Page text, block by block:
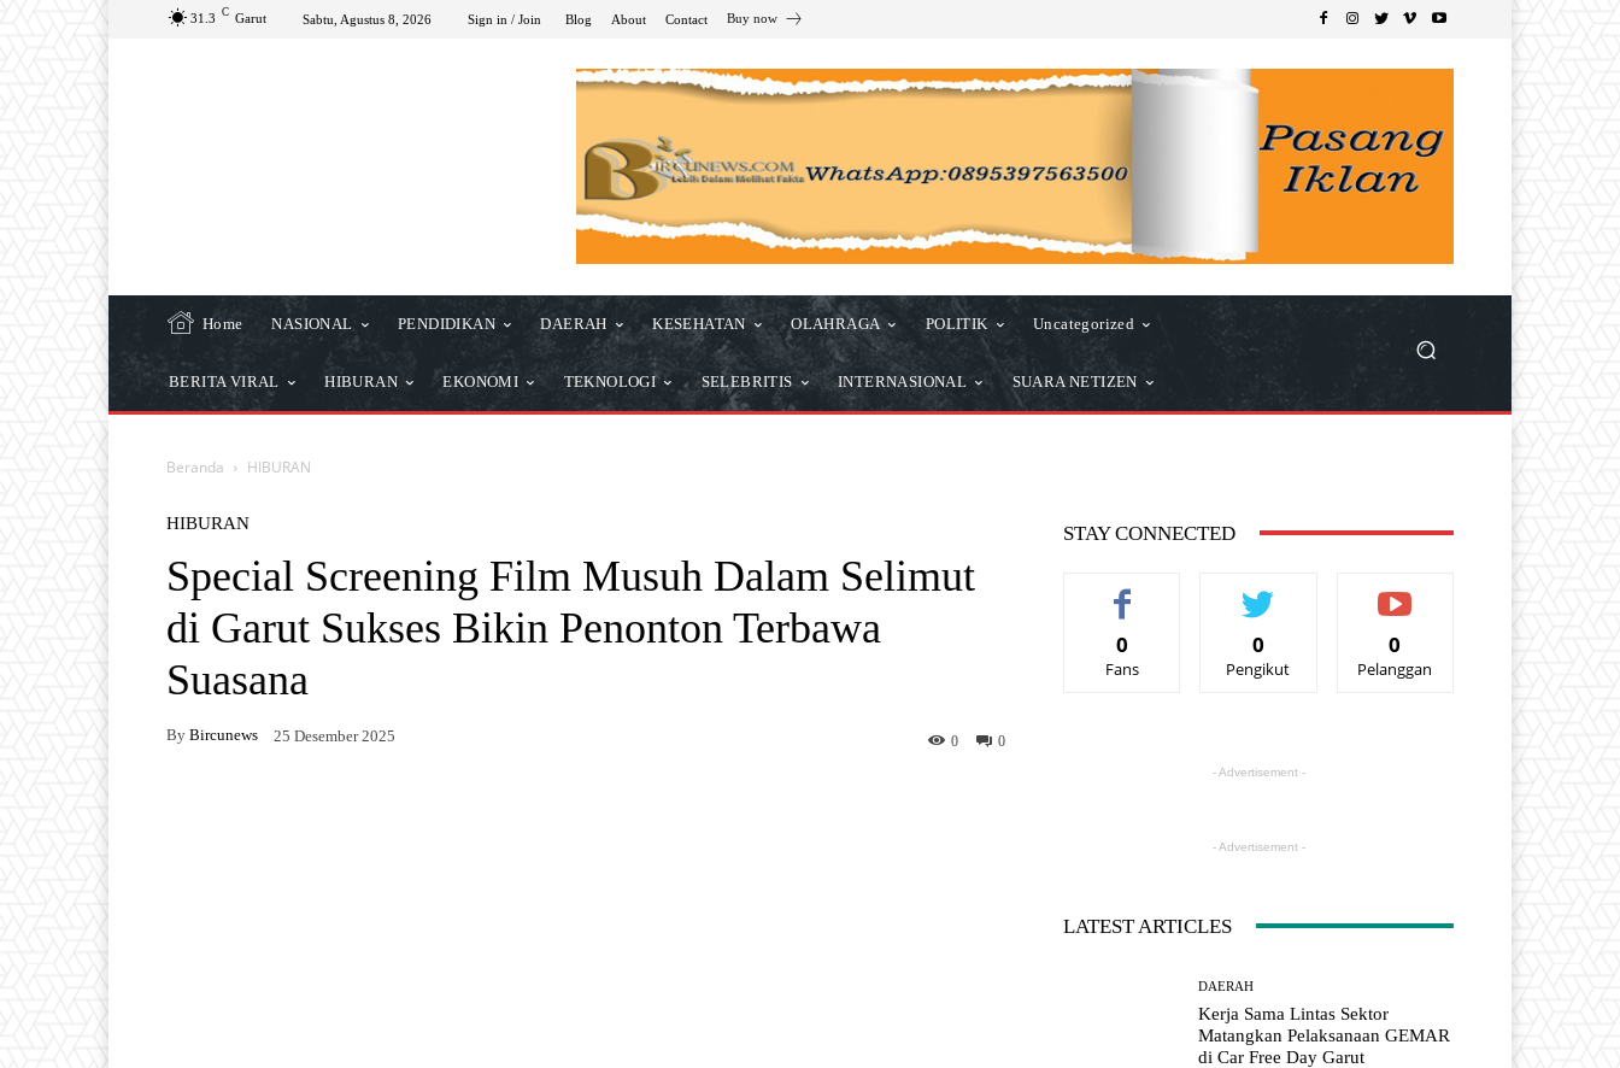
31.3 C Garut Sabtu, Agustus 8, 2026 Sign in / Join Blog About Contact Buy now
Home NASIONAL PENDIDIKAN DAERAH KESEHATAN OLAHRAGA POLITIK Uncategorized
BERITA VIRAL HIBURAN EKONOMI TEKNOLOGI SELEBRITIS INTERNASIONAL SUARA NETIZEN
Beranda HIBURAN
HIBURAN
Special Screening Film Musuh Dalam Selimut
di Garut Sukses Bikin Penonton Terbawa
Suasana
By Bircunews 25 Desember 2025 0
0
STAY CONNECTED
0
Fans
0
Pengikut
0
Pelanggan
- Advertisement -
- Advertisement -
LATEST ARTICLES
DAERAH
Kerja Sama Lintas Sektor
Matangkan Pelaksanaan GEMAR
di Car Free Day Garut